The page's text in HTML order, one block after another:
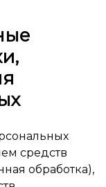
средств
обработка),